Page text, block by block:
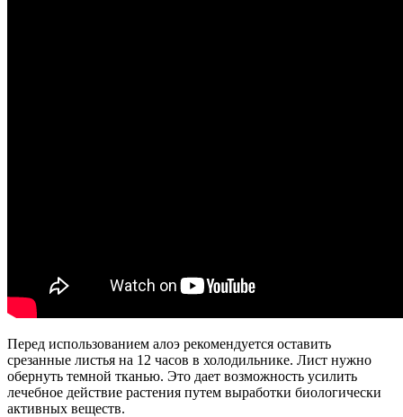
Перед использованием алоэ рекомендуется оставить
срезанные листья на 12 часов в холодильнике. Лист нужно
обернуть темной тканью. Это дает возможность усилить
лечебное действие растения путем выработки биологически
активных веществ.